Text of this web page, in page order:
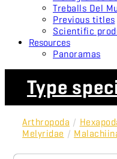
Treballs Del
Previous titles
Scientific
Resources
Panoramas
Type
Arthropoda /
Melyridae /